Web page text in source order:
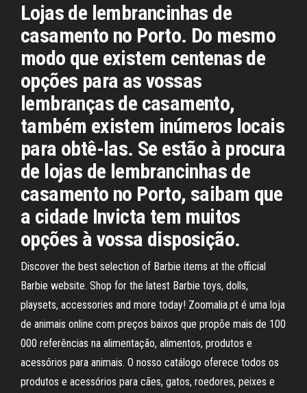
Lojas de lembrancinhas de
casamento no Porto. Do mesmo
modo que existem centenas de
opções para as vossas
lembranças de casamento,
também existem inúmeros locais
para obtê-las. Se estão à procura
de lojas de lembrancinhas de
casamento no Porto, saibam que
a cidade Invicta tem muitos
opções à vossa disposição.
Discover the best selection of Barbie items at the official
Barbie website. Shop for the latest Barbie toys, dolls,
playsets, accessories and more today! Zoomalia.pt é uma loja
de animais online com preços baixos que propõe mais de 100
000 referências na alimentação, alimentos, produtos e
acessórios para animais. O nosso catálogo oferece todos os
produtos e acessórios para cães, gatos, roedores, peixes e